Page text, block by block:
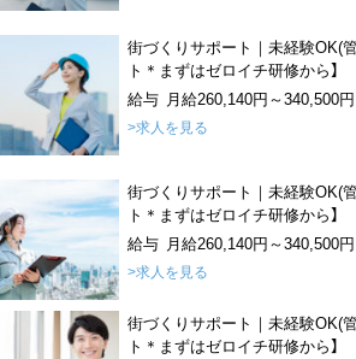
街づくりサポート｜未経験OK(
ト＊まずはゼロイチ研修から】
給与 月給260,140円～340,500円
>求人を見る
街づくりサポート｜未経験OK(
ト＊まずはゼロイチ研修から】
給与 月給260,140円～340,500円
>求人を見る
街づくりサポート｜未経験OK(
ト＊まずはゼロイチ研修から】